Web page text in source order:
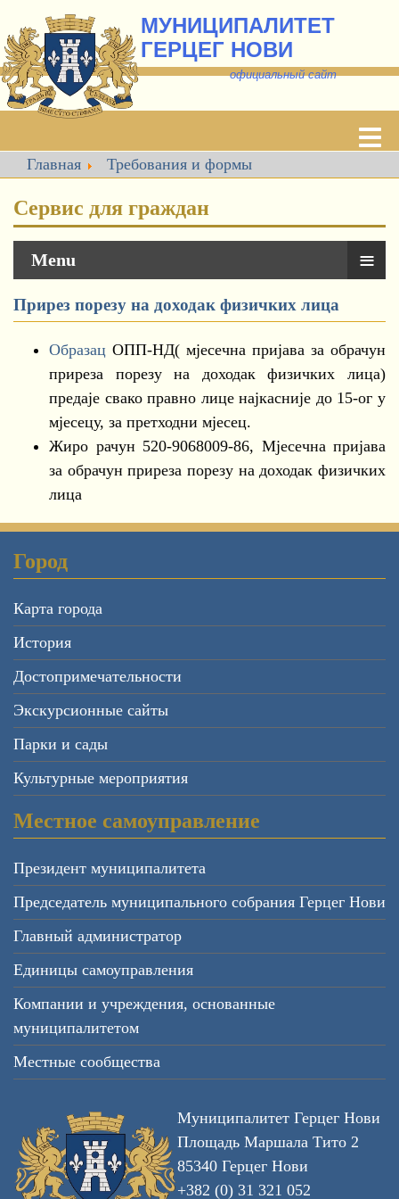
МУНИЦИПАЛИТЕТ
ГЕРЦЕГ НОВИ
официальный сайт
Главная Требования и формы
Сервис для граждан
Menu ≡
Прирез порезу на доходак физичких лица
Образац ОПП-НД( мјесечна пријава за обрачун
приреза порезу на доходак физичких лица)
предаје свако правно лице најкасније до 15-ог у
мјесецу, за претходни мјесец.
Жиро рачун 520-9068009-86, Мјесечна пријава
за обрачун приреза порезу на доходак физичких
лица
Город
Карта города
История
Достопримечательности
Экскурсионные сайты
Парки и сады
Культурные мероприятия
Местное самоуправление
Президент муниципалитета
Председатель муниципального собрания Герцег Нови
Главный администратор
Единицы самоуправления
Компании и учреждения, основанные
муниципалитетом
Местные сообщества
Муниципалитет Герцег Нови
Площадь Маршала Тито 2
85340 Герцег Нови
+382 (0) 31 321 052